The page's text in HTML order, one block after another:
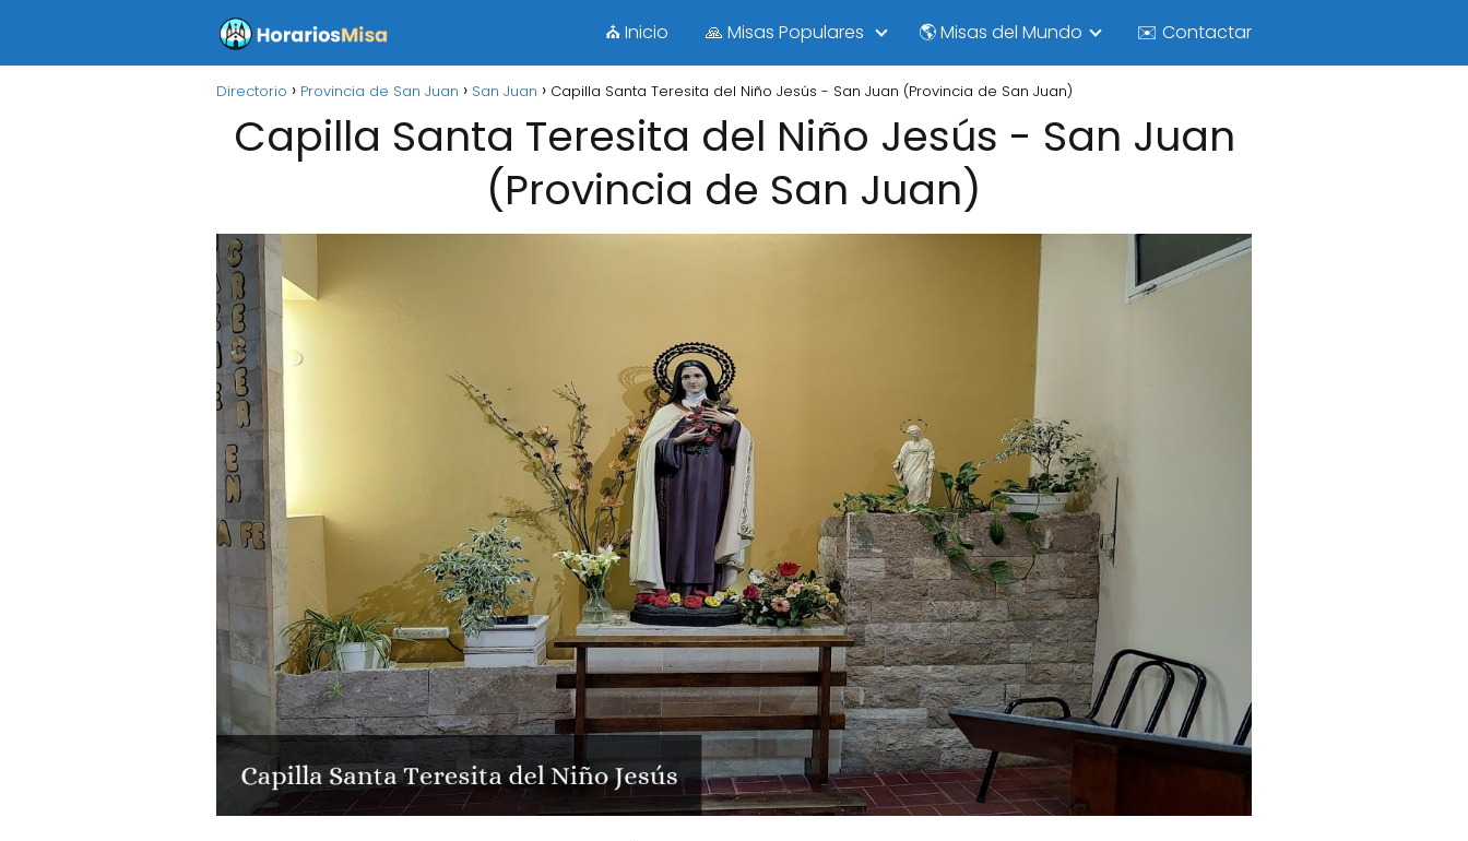
⛪ Inicio 🙏 Misas Populares 🌎 Misas del Mundo ✉️ Contactar
Directorio Provincia de San Juan San Juan Capilla Santa Teresita del Niño Jesús - San Juan (Provincia de San Juan)
Capilla Santa Teresita del Niño Jesús - San Juan
(Provincia de San Juan)